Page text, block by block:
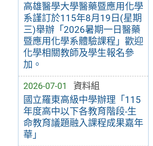
高雄醫學大學醫藥暨應用化學
系謹訂於115年8月19日(星期
三)舉辦「2026暑期一日醫藥
暨應用化學系體驗課程」歡迎
化學相關教師及學生報名參
加。
2026-07-01 資料組
國立羅東高級中學辦理「115
年度高中以下各教育階段-生
命教育議題融入課程成果嘉年
華」